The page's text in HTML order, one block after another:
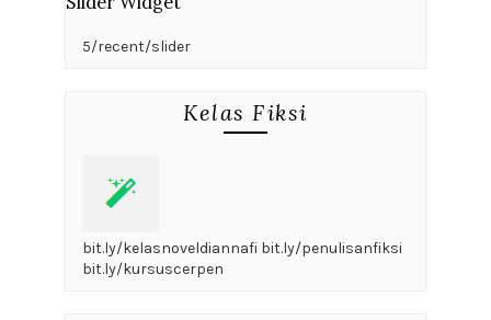
5/recent/slider
Kelas Fiksi
bit.ly/kelasnoveldiannafi bit.ly/penulisanfiksi
bit.ly/kursuscerpen